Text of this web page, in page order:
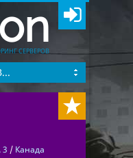
on
СЕРВЕРОВ
3 / Канада